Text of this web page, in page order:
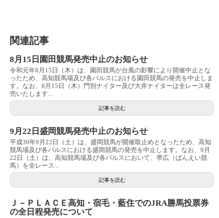
関連記事
8月15日園田競馬発売中止のお知らせ
令和元年8月15日（木）は、園田競馬が台風の影響により開催中止とな
ったため、高知競馬場及び各パルスにおける園田競馬の発売を中止しま
す。なお、8月15日（木）門別ナイター及び大井ナイターは全レース発
売いたします...
記事を読む
9月22日盛岡競馬発売中止のお知らせ
平成30年9月22日（土）は、盛岡競馬が開催取止めとなったため、高知
競馬場及び各パルスにおける盛岡競馬の発売を中止します。なお、9月
22日（土）は、高知競馬場及び各パルスにおいて、帯広（ばんえい競
馬）を全レース...
記事を読む
Ｊ－ＰＬＡＣＥ高知・宿毛・藍住でのJRA勝馬投票券
の全日程発売について